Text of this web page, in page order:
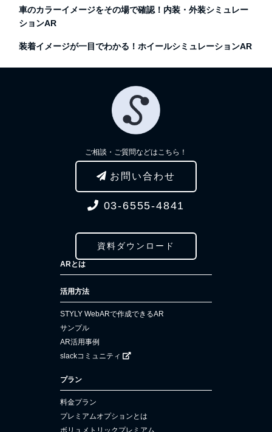
車のカラーイメージをその場で確認！内装・外装シミュレー
ションAR
装着イメージが一目でわかる！ホイールシミュレーションAR
ご相談・ご質問などはこちら！
お問い合わせ
03-6555-4841
資料ダウンロード
ARとは
活用方法
STYLY WebARで作成できるAR
サンプル
AR活用事例
slackコミュニティ
プラン
料金プラン
プレミアムオプションとは
ボリュメトリックプレミアム